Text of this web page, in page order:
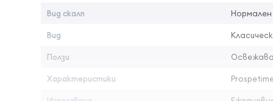
Вид скалп Нормален
Вид
Ползи
Характеристики